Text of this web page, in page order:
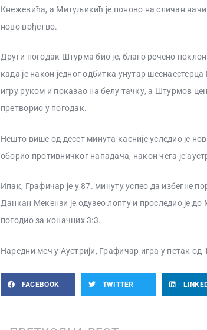
Кнежевића, а Митуљикић је поново на сличан
ново вођство.
Други погодак Штурма био је, благо речено
када је након једног одбитка унутар
игру руком и показао на белу тачку, а Штурмов
претворио у погодак.
Нешто више од десет минута касније уследио је
оборио противничког нападача, након чега је
Ипак, Графичар је у 87. минуту успео да избегне
Данкан Мекензи је одузео лопту и проследио је до
погодио за коначних 3:3.
Наредни меч у Аустрији, Графичар игра у петак
FACEBOOK TWITTER